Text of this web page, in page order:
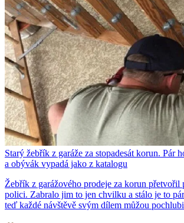
Starý žebřík z garáže za stopadesát korun. Pár
a obývák vypadá jako z katalogu
Žebřík z garážového prodeje za korun přetvořil
polici. Zabralo jim to jen chvilku a stálo je to
teď každé návštěvě svým dílem můžou